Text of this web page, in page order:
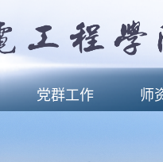
党群工作 师